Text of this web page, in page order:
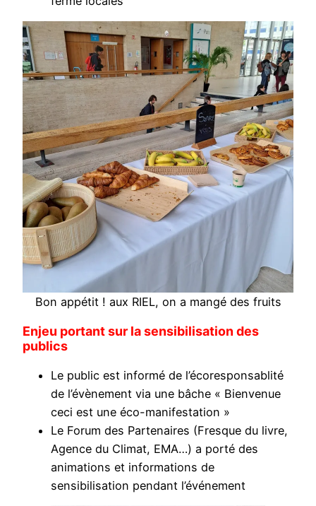
Bon appétit ! aux RIEL, on a mangé des fruits
Enjeu portant sur la sensibilisation des
publics
Le public est informé de l’écoresponsablité
de l’évènement via une bâche « Bienvenue
ceci est une éco-manifestation »
Le Forum des Partenaires (Fresque du livre,
Agence du Climat, EMA…) a porté des
animations et informations de
sensibilisation pendant l’événement